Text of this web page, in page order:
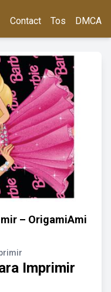
Contact Tos DMCA
– OrigamiAmi
Imprimir